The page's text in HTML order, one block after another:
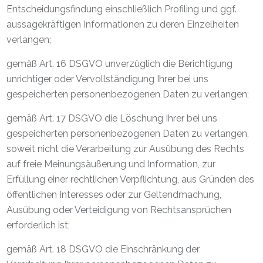
Entscheidungsfindung einschließlich Profiling und ggf.
aussagekräftigen Informationen zu deren Einzelheiten
verlangen;
gemäß Art. 16 DSGVO unverzüglich die Berichtigung
unrichtiger oder Vervollständigung Ihrer bei uns
gespeicherten personenbezogenen Daten zu verlangen;
gemäß Art. 17 DSGVO die Löschung Ihrer bei uns
gespeicherten personenbezogenen Daten zu verlangen,
soweit nicht die Verarbeitung zur Ausübung des Rechts
auf freie Meinungsäußerung und Information, zur
Erfüllung einer rechtlichen Verpflichtung, aus Gründen des
öffentlichen Interesses oder zur Geltendmachung,
Ausübung oder Verteidigung von Rechtsansprüchen
erforderlich ist;
gemäß Art. 18 DSGVO die Einschränkung der